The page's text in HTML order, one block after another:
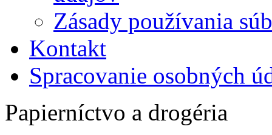
Zásady používania
Kontakt
Spracovanie osobných
Papierníctvo a drogéria